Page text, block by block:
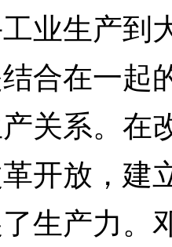
业生产到
合在一起
关系。在
开放，建
生产力。